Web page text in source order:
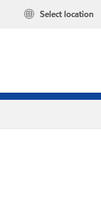
Select location